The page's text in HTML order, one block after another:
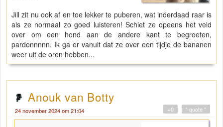
Jill zit nu ook af en toe lekker te puberen, wat inderdaad raar is
als ze normaal zo goed luisteren! Schiet ze opeens het veld
over om een hond aan de andere kant te begroeten,
pardonnnnn. Ik ga er vanuit dat ze over een tijdje de bananen
weer uit de oren hebben...
Anouk van Botty
24 november 2024 om 21:04 " quote "
+0